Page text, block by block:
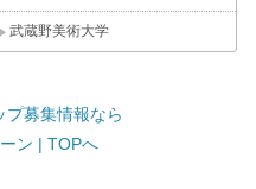
武蔵野美術大学
プ募集情報なら
ン | TOPへ